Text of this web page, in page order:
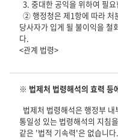
당사자가 입게 될 불이익을 철
다.
<관계 법령>
※ 법제처 법령해석의 효력 등
법제처 법령해석은 행정부
통일성 있는 법령해석의 지침
같은 '법적 기속력'은 없습니